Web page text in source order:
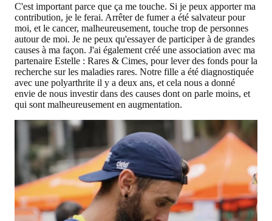
C'est important parce que ça me touche. Si je peux apporter ma
contribution, je le ferai. Arrêter de fumer a été salvateur pour
moi, et le cancer, malheureusement, touche trop de personnes
autour de moi. Je ne peux qu'essayer de participer à de grandes
causes à ma façon. J'ai également créé une association avec ma
partenaire Estelle : Rares & Cimes, pour lever des fonds pour la
recherche sur les maladies rares. Notre fille a été diagnostiquée
avec une polyarthrite il y a deux ans, et cela nous a donné
envie de nous investir dans des causes dont on parle moins, et
qui sont malheureusement en augmentation.